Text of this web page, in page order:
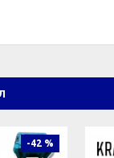
-42 %